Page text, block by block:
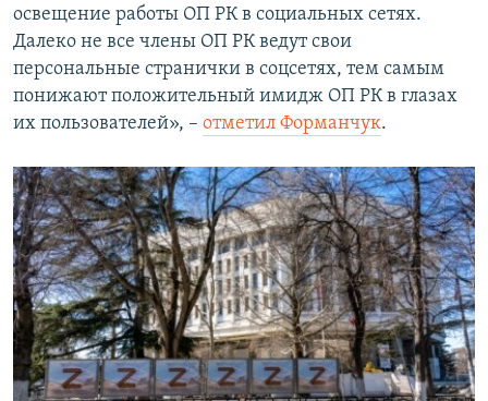
освещение работы ОП РК в социальных сетях.
Далеко не все члены ОП РК ведут свои
персональные странички в соцсетях, тем самым
понижают положительный имидж ОП РК в глазах
их пользователей», – отметил Форманчук.